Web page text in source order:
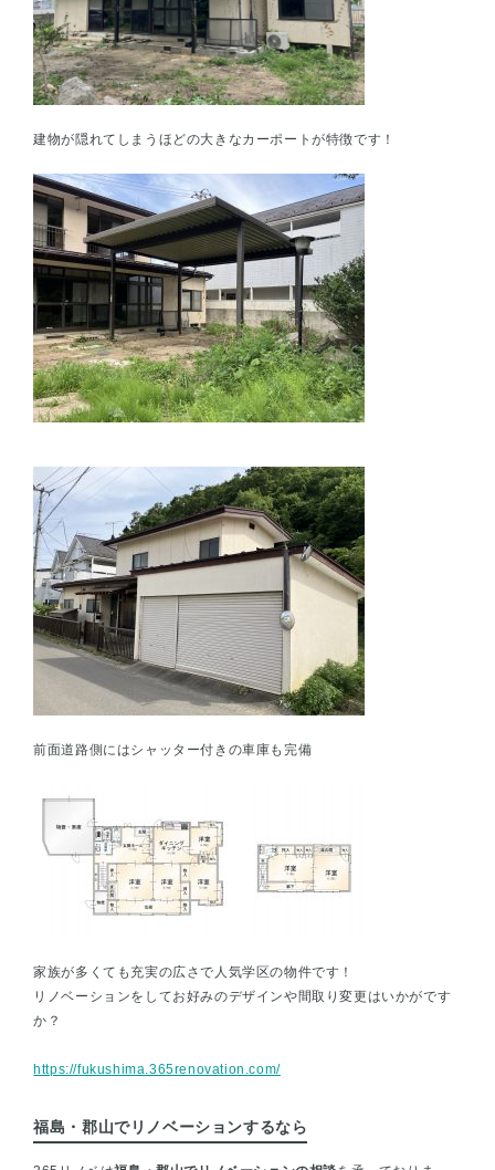
建物が隠れてしまうほどの大きなカーポートが特徴です！
前面道路側にはシャッター付きの車庫も完備
家族が多くても充実の広さで人気学区の物件です！
リノベーションをしてお好みのデザインや間取り変更はいかがです
か？
https://fukushima.365renovation.com/
福島・郡山でリノベーションするなら